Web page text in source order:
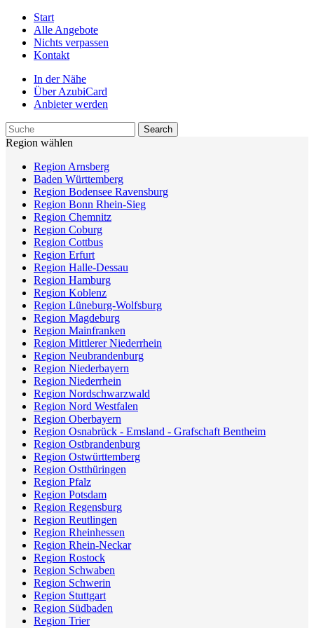
Start
Alle Angebote
Nichts verpassen
Kontakt
In der Nähe
Über AzubiCard
Anbieter werden
Region wählen
Region Arnsberg
Baden Württemberg
Region Bodensee Ravensburg
Region Bonn Rhein-Sieg
Region Chemnitz
Region Coburg
Region Cottbus
Region Erfurt
Region Halle-Dessau
Region Hamburg
Region Koblenz
Region Lüneburg-Wolfsburg
Region Magdeburg
Region Mainfranken
Region Mittlerer Niederrhein
Region Neubrandenburg
Region Niederbayern
Region Niederrhein
Region Nordschwarzwald
Region Nord Westfalen
Region Oberbayern
Region Osnabrück - Emsland - Grafschaft Bentheim
Region Ostbrandenburg
Region Ostwürttemberg
Region Ostthüringen
Region Pfalz
Region Potsdam
Region Regensburg
Region Reutlingen
Region Rheinhessen
Region Rhein-Neckar
Region Rostock
Region Schwaben
Region Schwerin
Region Stuttgart
Region Südbaden
Region Trier